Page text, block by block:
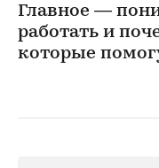
Главное —
работать и
которые